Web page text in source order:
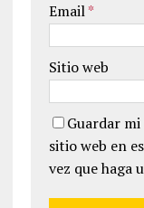
Email*
Sitio web
Guardar
sitio web en
vez que haga